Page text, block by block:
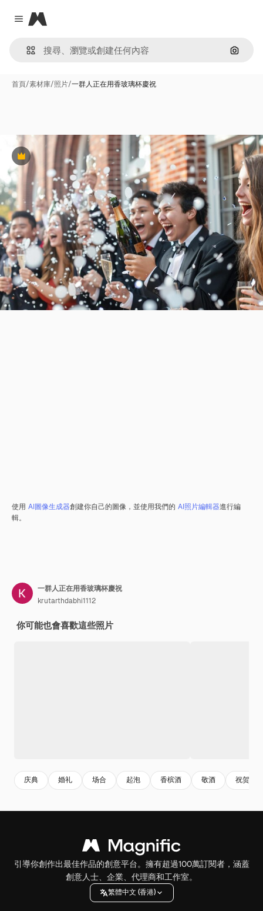
Close menu
Magnific
通過圖
首頁/素材庫/照片/一群人正在用香玻璃杯慶祝
Premium
使用 AI圖像生成器創建你自己的圖像，並使用我們的 AI照片編輯器進行編
輯。
一群人正在用香玻璃杯慶祝
krutarthdabhi1112
你可能也會喜歡這些照片
庆典 婚礼 场合 起泡 香槟酒 敬酒 祝贺
引導你創作出最佳作品的創意平台。擁有超過100萬訂閱者，涵蓋
創意人士、企業、代理商和工作室。
繁體中文 (香港)